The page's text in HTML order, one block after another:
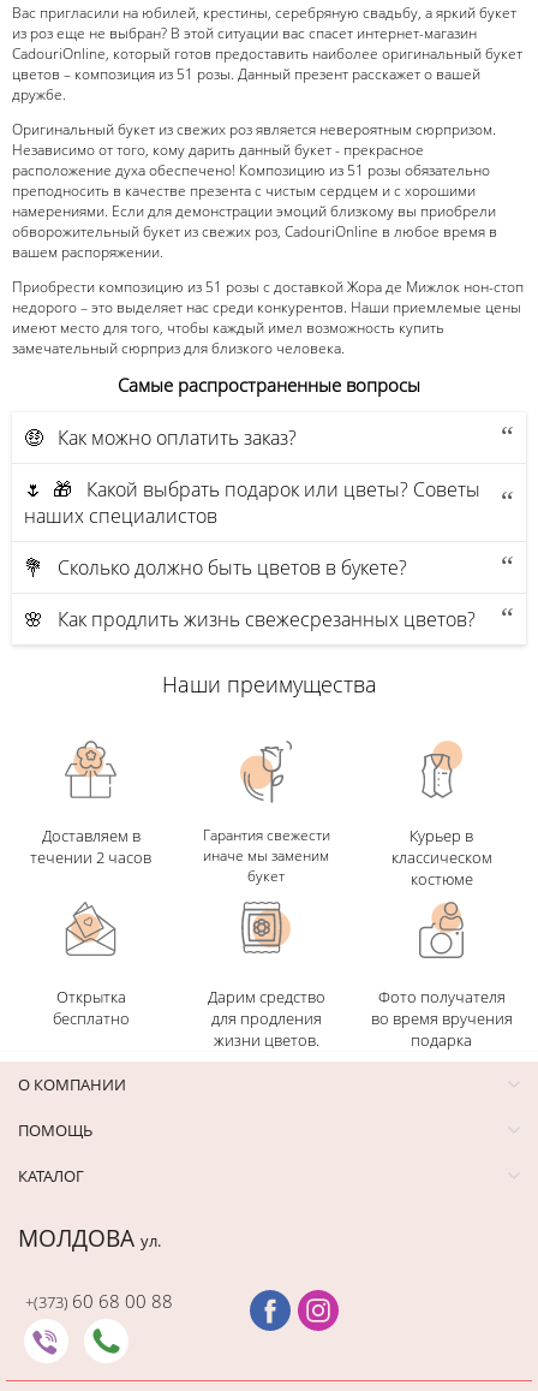
Вас пригласили на юбилей, крестины, серебряную свадьбу, а яркий букет
из роз еще не выбран? В этой ситуации вас спасет интернет-магазин
CadouriOnline, который готов предоставить наиболее оригинальный букет
цветов – композиция из 51 розы. Данный презент расскажет о вашей
дружбе.
Оригинальный букет из свежих роз является невероятным сюрпризом.
Независимо от того, кому дарить данный букет - прекрасное
расположение духа обеспечено! Композицию из 51 розы обязательно
преподносить в качестве презента с чистым сердцем и с хорошими
намерениями. Если для демонстрации эмоций близкому вы приобрели
обворожительный букет из свежих роз, CadouriOnline в любое время в
вашем распоряжении.
Приобрести композицию из 51 розы с доставкой Жора де Мижлок нон-стоп
недорого – это выделяет нас среди конкурентов. Наши приемлемые цены
имеют место для того, чтобы каждый имел возможность купить
замечательный сюрприз для близкого человека.
Самые распространенные вопросы
🤑 Как можно оплатить заказ?
🌷 🎁 Какой выбрать подарок или цветы? Советы
наших специалистов
💐 Сколько должно быть цветов в букете?
🌸 Как продлить жизнь свежесрезанных цветов?
Наши преимущества
Доставляем в
течении 2 часов
Гарантия свежести
иначе мы заменим
букет
Курьер в
классическом
костюме
Открытка
бесплатно
Дарим средство
для продления
жизни цветов.
Фото получателя
во время вручения
подарка
О КОМПАНИИ
ПОМОЩЬ
КАТАЛОГ
МОЛДОВА ул.
+(373) 60 68 00 88